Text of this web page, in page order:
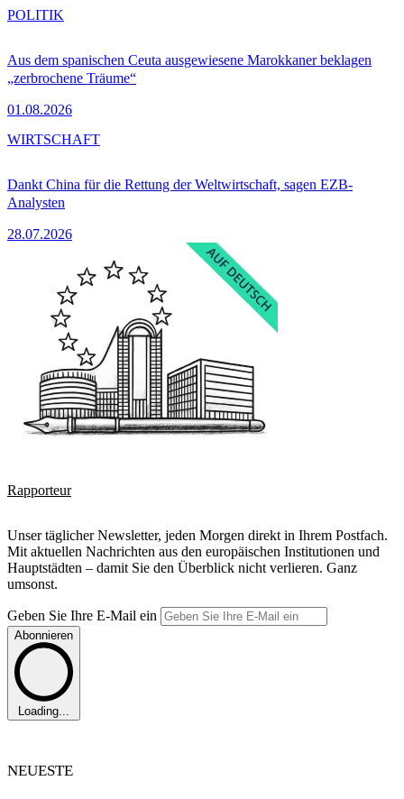
Aus dem spanischen Ceuta ausgewiesene Marokkaner beklagen
„zerbrochene Träume“
01.08.2026
POLITIK
Dankt China für die Rettung der Weltwirtschaft, sagen EZB-
Analysten
28.07.2026
WIRTSCHAFT
Rapporteur
Unser täglicher Newsletter, jeden Morgen direkt in Ihrem Postfach.
Mit aktuellen Nachrichten aus den europäischen Institutionen und
Hauptstädten – damit Sie den Überblick nicht verlieren. Ganz
umsonst.
Geben Sie Ihre E-Mail ein
Abonnieren
Loading...
NEUESTE